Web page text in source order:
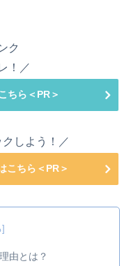
ク
！／
ちら＜PR＞
しよう！／
こちら＜PR＞
由とは？